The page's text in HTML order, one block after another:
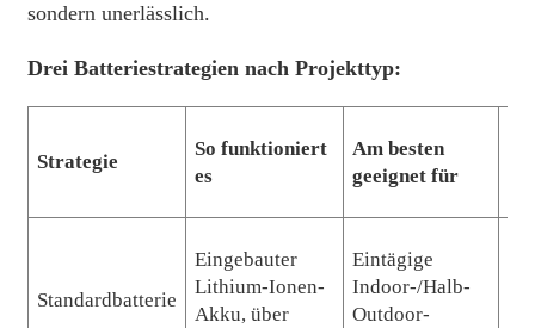
sondern unerlässlich.
Drei Batteriestrategien nach Projekttyp:
Strategie
So funktioniert
es
Am besten
geeignet für
Standardbatterie
Eingebauter
Lithium-Ionen-
Akku, über
Eintägige
Indoor-/Halb-
Outdoor-